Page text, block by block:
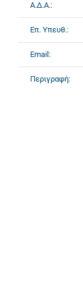
Α.Δ.Α.:
Επ. Υπευθ.:
Email:
Περιγραφή: